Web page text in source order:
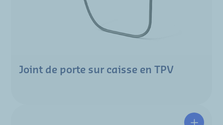
Joint de porte sur caisse en TPV